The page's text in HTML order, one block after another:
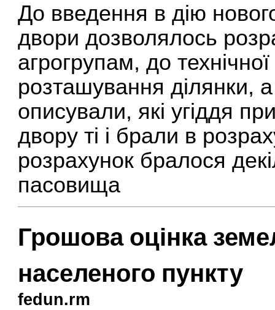
До введення в дію
двори дозволялось
агрогрупам, до
розташування ділянки,
описували, які угіддя
двору ті і брали в
розрахунок бралося
пасовища
Грошова оцінка
населеного пункту
fedun.rm